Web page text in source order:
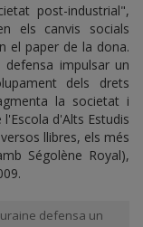
post-industrial",
els canvis socials
el paper de la dona.
impulsar un
dels drets
la societat i
d'Alts Estudis
llibres, els més
Ségolène Royal),
defensa un